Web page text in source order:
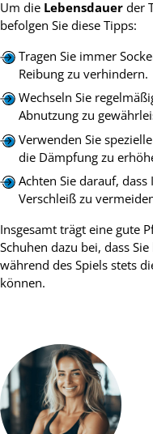
Um die Lebensdauer der
befolgen Sie diese Tipps:
Tragen Sie immer
Reibung zu verhindern.
Wechseln Sie
Abnutzung zu
Verwenden Sie
die Dämpfung zu
Achten Sie darauf,
Verschleiß zu
Insgesamt trägt eine gute
Schuhen dazu bei, dass
während des Spiels stets
können.